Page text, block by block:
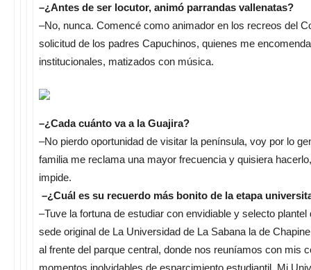
–¿Antes de ser locutor, animó parrandas vallenatas?
–No, nunca. Comencé como animador en los recreos del
solicitud de los padres Capuchinos, quienes me
institucionales, matizados con música.
–¿Cada cuánto va a la Guajira?
–No pierdo oportunidad de visitar la península, voy por lo
familia me reclama una mayor frecuencia y quisiera
impide.
–¿Cuál es su recuerdo más bonito de la etapa
–Tuve la fortuna de estudiar con envidiable y selecto
sede original de La Universidad de La Sabana la de
al frente del parque central, donde nos reuníamos con mis
momentos inolvidables de esparcimiento estudiantil. Mi